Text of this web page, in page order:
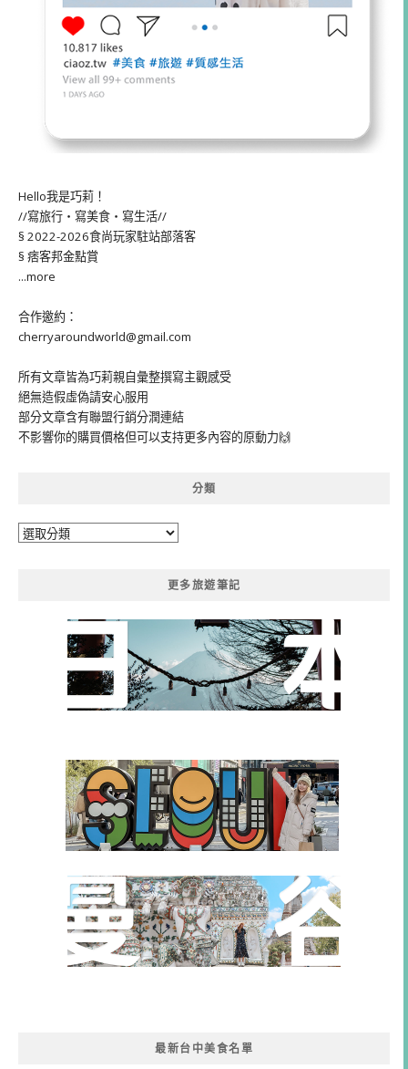
Hello我是巧莉！
//寫旅行・寫美食・寫生活//
§ 2022-2026食尚玩家駐站部落客
§ 痞客邦金點賞
...more
合作邀約：
cherryaroundworld@gmail.com
所有文章皆為巧莉親自彙整撰寫主觀感受
絕無造假虛偽請安心服用
部分文章含有聯盟行銷分潤連結
不影響你的購買價格但可以支持更多內容的原動力🙌
分類
分
更多旅遊筆記
最新台中美食名單